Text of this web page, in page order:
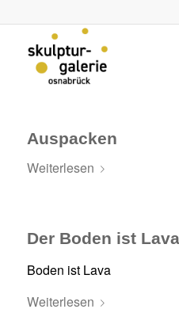
Auspacken
Weiterlesen
Der Boden ist Lava
Boden ist Lava
Weiterlesen